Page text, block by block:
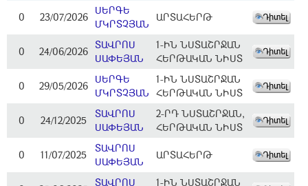
0 23/07/2026
ՍԵՐԳԵ
ՄԿՐՏՉՅԱՆ
ԱՐՏԱՀԵՐԹ
0 24/06/2026
ՏԱՎՐՈՍ
ՍԱՓԵՅԱՆ
1-ԻՆ ՆՍՏԱՇՐՋԱՆ
ՀԵՐԹԱԿԱՆ ՆԻՍՏ
0 29/05/2026
ՍԵՐԳԵ
ՄԿՐՏՉՅԱՆ
1-ԻՆ ՆՍՏԱՇՐՋԱՆ
ՀԵՐԹԱԿԱՆ ՆԻՍՏ
0 24/12/2025
ՏԱՎՐՈՍ
ՍԱՓԵՅԱՆ
2-ՐԴ ՆՍՏԱՇՐՋԱՆ,
ՀԵՐԹԱԿԱՆ ՆԻՍՏ
0 11/07/2025
ՏԱՎՐՈՍ
ՍԱՓԵՅԱՆ
ԱՐՏԱՀԵՐԹ
ՏԱՎՐՈՍ
1-ԻՆ ՆՍՏԱՇՐՋԱՆ